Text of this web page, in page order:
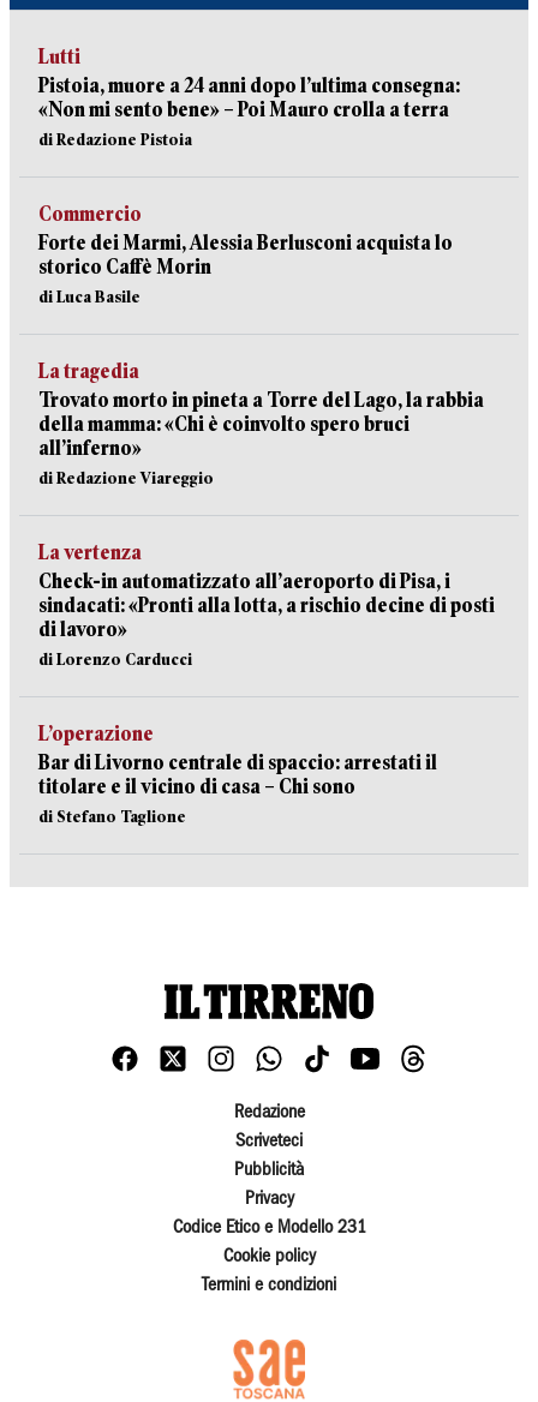
Lutti
Pistoia, muore a 24 anni dopo l’ultima consegna:
«Non mi sento bene» – Poi Mauro crolla a terra
di Redazione Pistoia
Commercio
Forte dei Marmi, Alessia Berlusconi acquista lo
storico Caffè Morin
di Luca Basile
La tragedia
Trovato morto in pineta a Torre del Lago, la rabbia
della mamma: «Chi è coinvolto spero bruci
all’inferno»
di Redazione Viareggio
La vertenza
Check-in automatizzato all’aeroporto di Pisa, i
sindacati: «Pronti alla lotta, a rischio decine di posti
di lavoro»
di Lorenzo Carducci
L’operazione
Bar di Livorno centrale di spaccio: arrestati il
titolare e il vicino di casa – Chi sono
di Stefano Taglione
Redazione
Scriveteci
Pubblicità
Privacy
Codice Etico e Modello 231
Cookie policy
Termini e condizioni